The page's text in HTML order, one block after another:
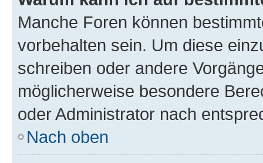
Manche Foren können
vorbehalten sein. Um diese
schreiben oder andere
möglicherweise besondere
oder Administrator nach
Nach oben